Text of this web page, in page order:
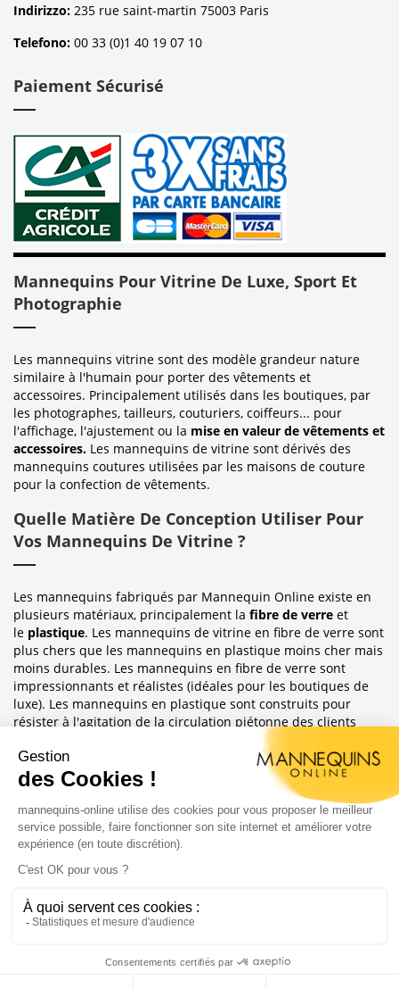
Indirizzo: 235 rue saint-martin 75003 Paris
Telefono: 00 33 (0)1 40 19 07 10
Paiement Sécurisé
Mannequins Pour Vitrine De Luxe, Sport Et
Photographie
Les mannequins vitrine sont des modèle grandeur nature
similaire à l'humain pour porter des vêtements et
accessoires. Principalement utilisés dans les boutiques, par
les photographes, tailleurs, couturiers, coiffeurs... pour
l'affichage, l'ajustement ou la mise en valeur de vêtements et
accessoires. Les mannequins de vitrine sont dérivés des
mannequins coutures utilisées par les maisons de couture
pour la confection de vêtements.
Quelle Matière De Conception Utiliser Pour
Vos Mannequins De Vitrine ?
Les mannequins fabriqués par Mannequin Online existe en
plusieurs matériaux, principalement la fibre de verre et
le plastique. Les mannequins de vitrine en fibre de verre sont
plus chers que les mannequins en plastique moins cher mais
moins durables. Les mannequins en fibre de verre sont
impressionnants et réalistes (idéales pour les boutiques de
luxe). Les mannequins en plastique sont construits pour
résister à l'agitation de la circulation piétonne des clients
habituellement observée dans le magasin où ils sont placés.
Sublimez Vos Boutiques, Vitrines Et
Les mannequins sont idéales pour les magasins de détail, en
étalages de magasin ou décoration de vitrine. Ils ont
d'afficher leurs produits ou prendre des photos.
mannequins pour magasin